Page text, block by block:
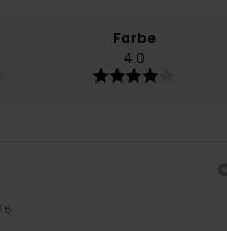
Farbe
4.0
/5